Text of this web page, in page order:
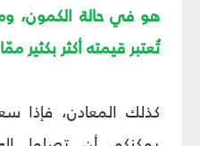
هو في حالة الكمون،
تُعتبر قيمته أكثر بكثير
كذلك المعادن، فإذا